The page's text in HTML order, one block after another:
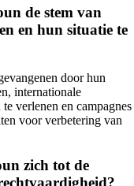
de stem van
en hun situatie te
door hun
internationale
verlenen en campagnes
voor verbetering van
zich tot de